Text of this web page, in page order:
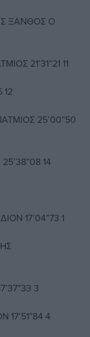
ΞΑΝΘΟΣ Ο
21’31”21 11
25’00”50
14
17’04”73 1
3
4